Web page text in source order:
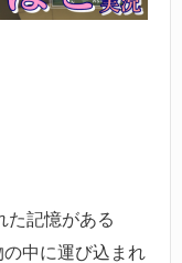
た記憶がある
中に運び込まれ